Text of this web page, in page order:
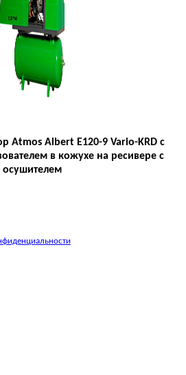
Atmos Albert E120-9 Vario-KRD с
в кожухе на ресивере с
осушителем